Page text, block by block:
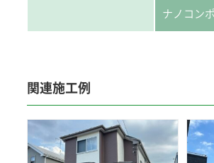
ナノコン
関連施工例